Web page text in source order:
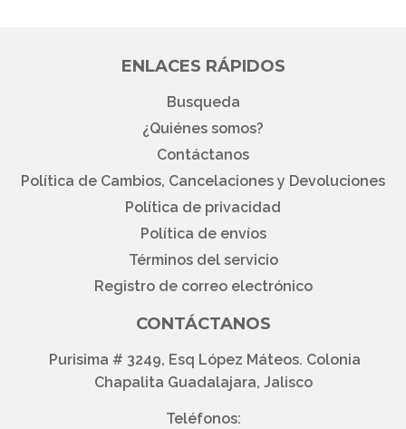
ENLACES RÁPIDOS
Busqueda
¿Quiénes somos?
Contáctanos
Política de Cambios, Cancelaciones y Devoluciones
Política de privacidad
Política de envíos
Términos del servicio
Registro de correo electrónico
CONTÁCTANOS
Purisima # 3249, Esq López Máteos. Colonia
Chapalita Guadalajara, Jalisco
Teléfonos: